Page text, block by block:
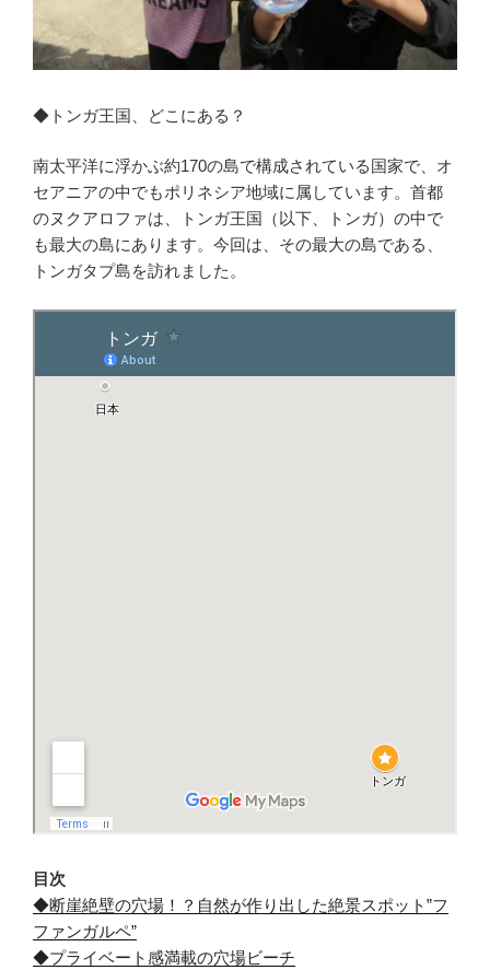
◆トンガ王国、どこにある？
南太平洋に浮かぶ約170の島で構成されている国家で、オ
セアニアの中でもポリネシア地域に属しています。首都
のヌクアロファは、トンガ王国（以下、トンガ）の中で
も最大の島にあります。今回は、その最大の島である、
トンガタプ島を訪れました。
目次
◆断崖絶壁の穴場！？自然が作り出した絶景スポット”フ
ファンガルペ”
◆プライベート感満載の穴場ビーチ